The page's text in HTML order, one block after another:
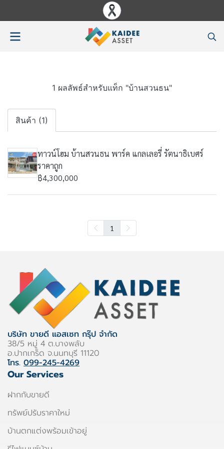
1 ผลลัพธ์สำหรับแท็ก "บ้านสวนธน"
สินค้า (1)
ทาวน์โฮม บ้านสวนธน พาร์ค แกลเลอรี่ รัตนาธิเบศร์
ราคาถูก
฿4,300,000
1
บริษัท ขายดี แอสเซท กรุ๊ป จำกัด
38/5 หมู่ 4 ต.บางพลับ
อ.ปากเกร็ด จ.นนทบุรี 11120
โทร. 099-245-4269
Our Services
ฝากกับขายดี
ทรัพย์ปรับราคาใหม่
บ้านตกแต่งพร้อมเข้าอยู่